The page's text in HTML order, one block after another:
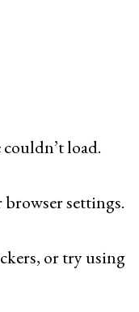
load.
settings.
or try using